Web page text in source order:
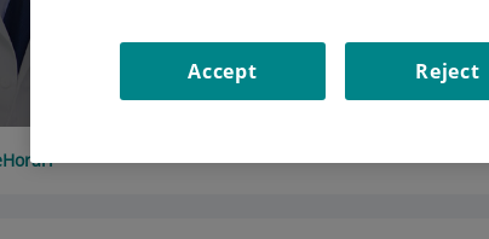
Horari
Reject
Accept